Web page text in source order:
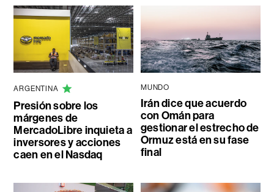
ARGENTINA
Presión sobre los
márgenes de
MercadoLibre inquieta a
inversores y acciones
caen en el Nasdaq
MUNDO
Irán dice que acuerdo
con Omán para
gestionar el estrecho de
Ormuz está en su fase
final